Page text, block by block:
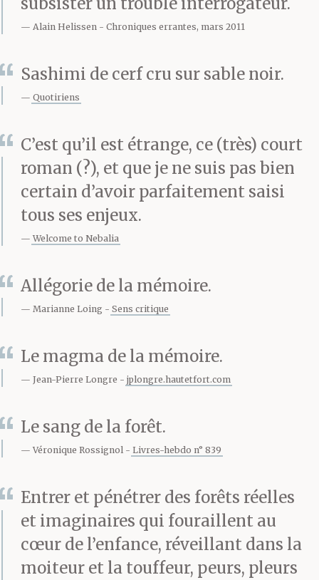
six fois à l’hôpital. Je l’y
blanc, à demi
corps décharné
recroquevillé dans le lit
d’une chambre
mal chauffée, empêtré
premières fois, ma mère
autour de ses bras pour
les en libérer, puis elle y
avait renoncé : les
moindres
son corps l’exposaient
au martyre. Je passais
ces moments avec elle,
Alain Helissen Chroniques errantes, mars 2011
Sashimi de cerf cru sur sable noir.
Quotiriens
C’est qu’il est étrange, ce (très) court
roman (?), et que je ne suis pas bien
certain d’avoir parfaitement saisi
tous ses enjeux.
Welcome to Nebalia
Allégorie de la mémoire.
Marianne Loing Sens critique
Le magma de la mémoire.
Jean-Pierre Longre jplongre.hautetfort.com
Le sang de la forêt.
Véronique Rossignol Livres-hebdo n° 839
Entrer et pénétrer des forêts réelles
et imaginaires qui fouraillent au
cœur de l’enfance, réveillant dans la
moiteur et la touffeur, peurs, pleurs